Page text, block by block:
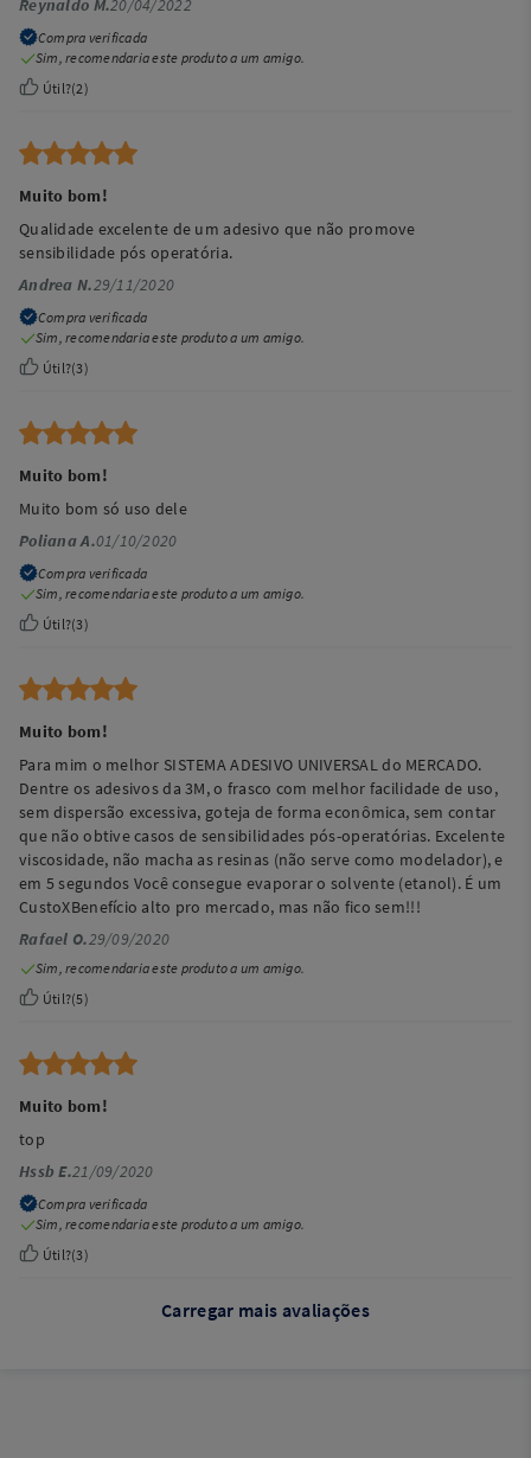
Reynaldo M.20/04/2022
Compra verificada
Sim, recomendaria este produto a um amigo.
Útil?(2)
Muito bom!
Qualidade excelente de um adesivo que não promove
sensibilidade pós operatória.
Andrea N.29/11/2020
Compra verificada
Sim, recomendaria este produto a um amigo.
Útil?(3)
Muito bom!
Muito bom só uso dele
Poliana A.01/10/2020
Compra verificada
Sim, recomendaria este produto a um amigo.
Útil?(3)
Muito bom!
Para mim o melhor SISTEMA ADESIVO UNIVERSAL do MERCADO.
Dentre os adesivos da 3M, o frasco com melhor facilidade de uso,
sem dispersão excessiva, goteja de forma econômica, sem contar
que não obtive casos de sensibilidades pós-operatórias. Excelente
viscosidade, não macha as resinas (não serve como modelador), e
em 5 segundos Você consegue evaporar o solvente (etanol). É um
CustoXBenefício alto pro mercado, mas não fico sem!!!
Rafael O.29/09/2020
Sim, recomendaria este produto a um amigo.
Útil?(5)
Muito bom!
top
Hssb E.21/09/2020
Compra verificada
Sim, recomendaria este produto a um amigo.
Útil?(3)
Carregar mais avaliações